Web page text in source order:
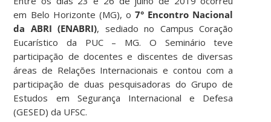
em Belo Horizonte (MG), o 7° Encontro Nacional
da ABRI (ENABRI), sediado no Campus Coração
Eucarístico da PUC – MG. O Seminário teve
participação de docentes e discentes de diversas
áreas de Relações Internacionais e contou com a
participação de duas pesquisadoras do Grupo de
Estudos em Segurança Internacional e Defesa
(GESED) da UFSC.